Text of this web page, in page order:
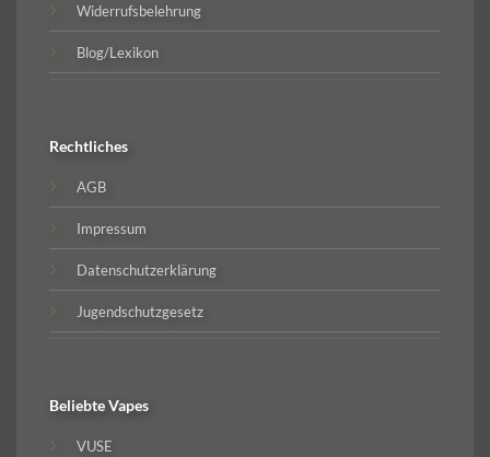
Widerrufsbelehrung
Blog/Lexikon
Rechtliches
AGB
Impressum
Datenschutzerklärung
Jugendschutzgesetz
BeliebteVapes
VUSE